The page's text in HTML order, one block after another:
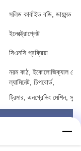
সলিড কার্বাইড বডি, ডায়মন্ড
ইলেক্ট্রোপ্লেট
সিএনসি প্রক্রিয়া
নরম কাঠ, ইকোলোজিক্যাল
ল্যামিনেট, চিপবোর্ড,
ট্রিমার, এনগ্রেভিং মেশিন,